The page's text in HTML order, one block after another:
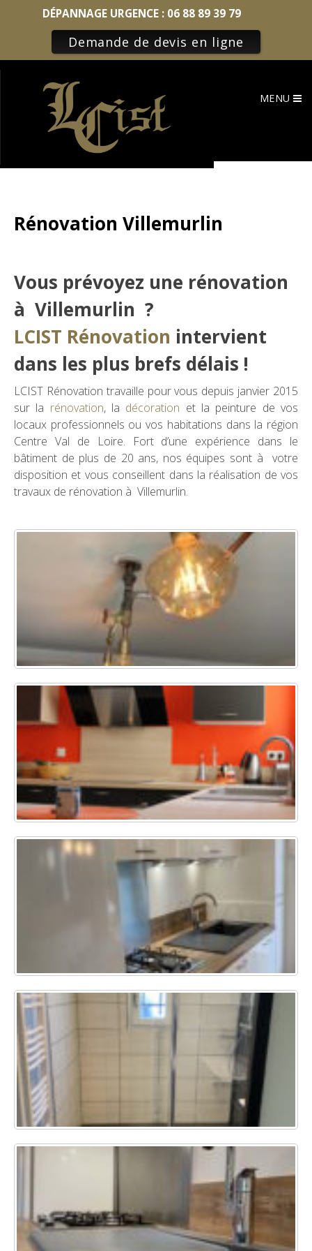
Skip
MENU
Rénovation Villemurlin
Vous prévoyez une rénovation
à Villemurlin ?
LCIST Rénovation intervient
dans les plus brefs délais !
LCIST Rénovation travaille pour vous depuis janvier 2015
sur la rénovation, la décoration et la peinture de vos
locaux professionnels ou vos habitations dans la région
Centre Val de Loire. Fort d’une expérience dans le
bâtiment de plus de 20 ans, nos équipes sont à votre
disposition et vous conseillent dans la réalisation de vos
travaux de rénovation à Villemurlin.
DÉPANNAGE URGENCE : 06 88 89 39 79
Demande de devis en ligne